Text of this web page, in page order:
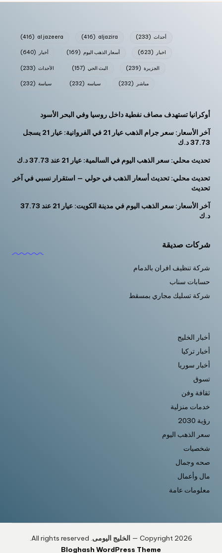
al jazeera
(416) aljazira
(416) أحداث (233)
أخبار (640) أسعار الذهب اليوم (169) اخبار (623)
الأحداث (233) البث الحي (157) الجزيرة (239)
سياسة (232) سياسه (232) مباشر (232)
أوكرانيا تستهدف مصاف نفطية داخل روسيا وفي البحر الأسود
آخر الأسعار: سعر جرام الذهب عيار 21 في الفروانية: عيار 21 يسجل
37.73 د.ك
تحديث محلي: سعر الذهب اليوم في السالمية: عيار 21 عند 37.73 د.ك
تحديث محلي: تحديث أسعار الذهب في حولي — استقرار نسبي في آخر
تحديث
آخر الأسعار: سعر الذهب اليوم في مدينة الكويت: عيار 21 عند 37.73
د.ك
شركات صديقة
شركة تنظيف افران بالدمام
حسابات سناب
شركة تسليك مجاري بمسقط
أخبار الخليج
أخبار تركيا
أخبار سوريا
تسوق
ثقافة وفن
خدمات منزلية
رؤية 2030
سعر الذهب اليوم
شخصيات
صحه وجمال
مال وأعمال
معلومات عامة
Copyright 2026 — الخليج اليومى
Bloghash WordPress Theme